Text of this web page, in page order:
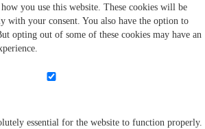
how you use this website. These cookies will be
with your consent. You also have the option to
opting out of some of these cookies may have an
essential for the website to function properly.